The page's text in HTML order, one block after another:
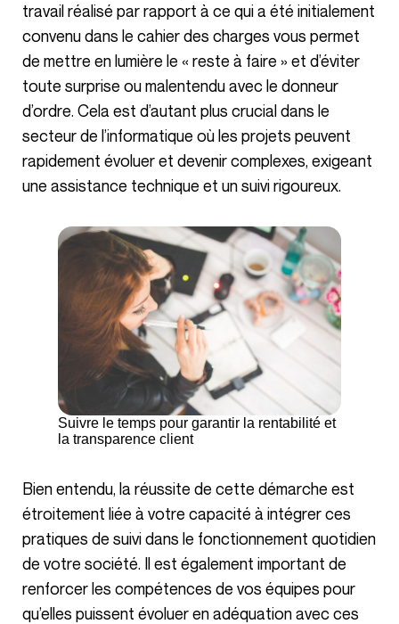
travail réalisé par rapport à ce qui a été initialement
convenu dans le cahier des charges vous permet
de mettre en lumière le « reste à faire » et d’éviter
toute surprise ou malentendu avec le donneur
d’ordre. Cela est d’autant plus crucial dans le
secteur de l’informatique où les projets peuvent
rapidement évoluer et devenir complexes, exigeant
une assistance technique et un suivi rigoureux.
Suivre le temps pour garantir la rentabilité et
la transparence client
Bien entendu, la réussite de cette démarche est
étroitement liée à votre capacité à intégrer ces
pratiques de suivi dans le fonctionnement quotidien
de votre société. Il est également important de
renforcer les compétences de vos équipes pour
qu’elles puissent évoluer en adéquation avec ces